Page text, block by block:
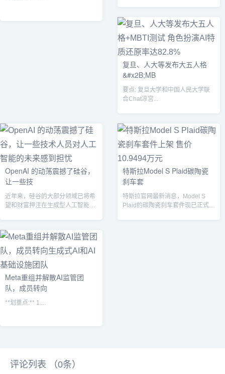
复旦、人大等发布大五人格
&#x2B;MB
要点: 复旦大学和中国人民大学联
合Chat凉宫...
OpenAI 的动荡震撼了硅谷，
让一些技
近年来，硅谷的大部分领域已将希
望和财富押注在生成型人工智能技
特斯拉Model S Plaid碳陶瓷
刹车套
特斯拉官网最新消息，Model S
Plaid的碳陶瓷刹车套件现已正式上
Meta重组并解散AI监管团
队，成员转向
**划重点:** 1....
评论列表 （0条）